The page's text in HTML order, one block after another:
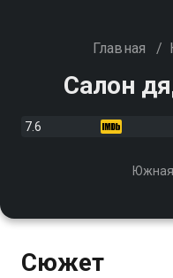
Главная /
Салон
7.6
Сюжет